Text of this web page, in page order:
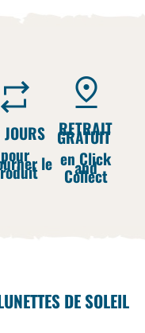
pour le
RETRAIT
GRATUIT
en Click
and
Collect
DE SOLEIL